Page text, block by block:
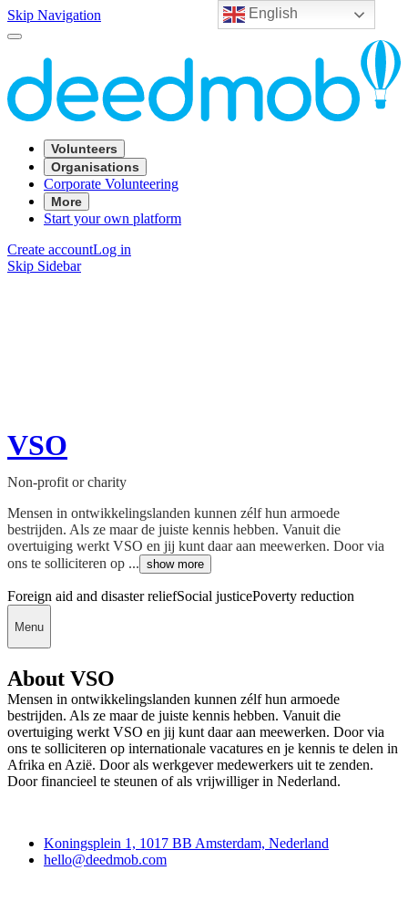
English
Skip Navigation
Volunteers
Organisations
Corporate Volunteering
More
Start your own platform
Create accountLog in
Skip Sidebar
VSO
Non-profit or charity
Mensen in ontwikkelingslanden kunnen zélf hun armoede
bestrijden. Als ze maar de juiste kennis hebben. Vanuit die
overtuiging werkt VSO en jij kunt daar aan meewerken. Door via
ons te solliciteren op ... show more
Foreign aid and disaster reliefSocial justicePoverty reduction
Menu
About VSO
Mensen in ontwikkelingslanden kunnen zélf hun armoede
bestrijden. Als ze maar de juiste kennis hebben. Vanuit die
overtuiging werkt VSO en jij kunt daar aan meewerken. Door via
ons te solliciteren op internationale vacatures en je kennis te delen in
Afrika en Azië. Door als werkgever medewerkers uit te zenden.
Door financieel te steunen of als vrijwilliger in Nederland.
Koningsplein 1, 1017 BB Amsterdam, Nederland
hello@deedmob.com